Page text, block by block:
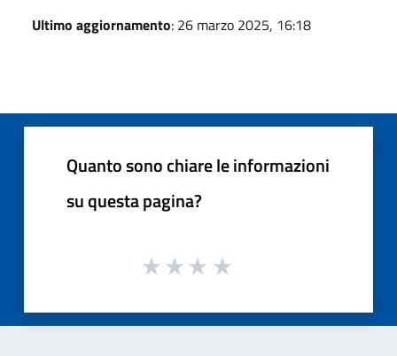
Ultimo aggiornamento: 26 marzo 2025, 16:18
Quanto sono chiare le informazioni
su questa pagina?